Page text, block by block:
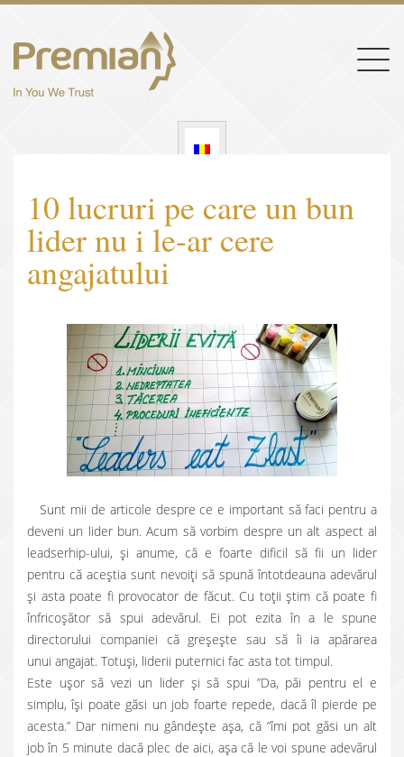
10 lucruri pe care un bun
lider nu i le-ar cere
angajatului
Sunt mii de articole despre ce e important să faci pentru a
deveni un lider bun. Acum să vorbim despre un alt aspect al
leadserhip-ului, și anume, că e foarte dificil să fii un lider
pentru că aceștia sunt nevoiți să spună întotdeauna adevărul
și asta poate fi provocator de făcut. Cu toții știm că poate fi
înfricoșător să spui adevărul. Ei pot ezita în a le spune
directorului companiei că greșește sau să îi ia apărarea
unui angajat. Totuși, liderii puternici fac asta tot timpul.
Este ușor să vezi un lider și să spui ”Da, păi pentru el e
simplu, își poate găsi un job foarte repede, dacă îl pierde pe
acesta.” Dar nimeni nu gândește așa, că ”îmi pot găsi un alt
job în 5 minute dacă plec de aici, așa că le voi spune adevărul